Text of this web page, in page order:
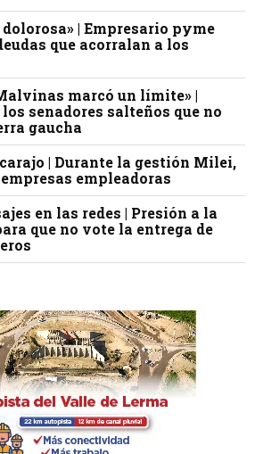
| Empresario pyme
que acorralan a los
marcó un límite» |
senadores salteños que no
gaucha
| Durante la gestión Milei,
empleadoras
en las redes | Presión a la
que no vote la entrega de